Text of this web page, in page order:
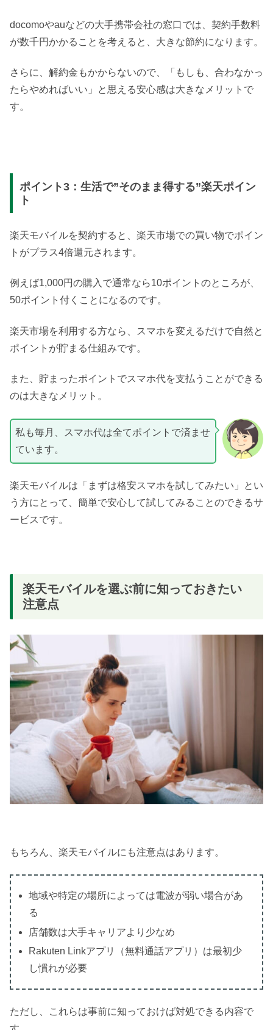
docomoやauなどの大手携帯会社の窓口では、契約手数料
が数千円かかることを考えると、大きな節約になります。
さらに、解約金もかからないので、「もしも、合わなかっ
たらやめればいい」と思える安心感は大きなメリットで
す。
ポイント3：生活で”そのまま得する”楽天ポイン
ト
楽天モバイルを契約すると、楽天市場での買い物でポイン
トがプラス4倍還元されます。
例えば1,000円の購入で通常なら10ポイントのところが、
50ポイント付くことになるのです。
楽天市場を利用する方なら、スマホを変えるだけで自然と
ポイントが貯まる仕組みです。
また、貯まったポイントでスマホ代を支払うことができる
のは大きなメリット。
私も毎月、スマホ代は全てポイントで済ませ
ています。
楽天モバイルは「まずは格安スマホを試してみたい」とい
う方にとって、簡単で安心して試してみることのできるサ
ービスです。
楽天モバイルを選ぶ前に知っておきたい
注意点
もちろん、楽天モバイルにも注意点はあります。
地域や特定の場所によっては電波が弱い場合があ
る
店舗数は大手キャリアより少なめ
Rakuten Linkアプリ（無料通話アプリ）は最初少
し慣れが必要
ただし、これらは事前に知っておけば対処できる内容で